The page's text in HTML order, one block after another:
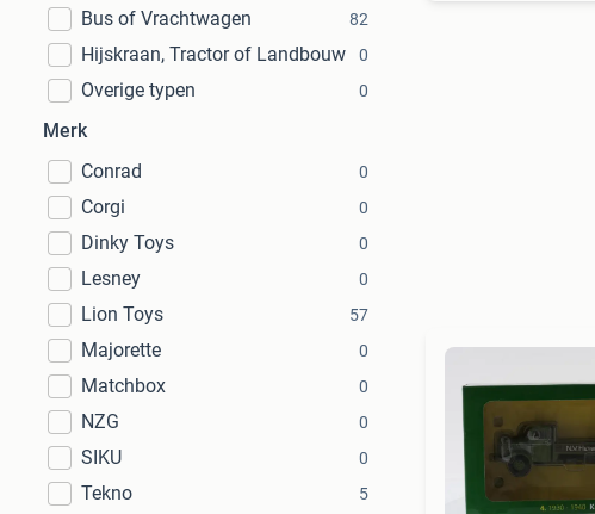
Bus of Vrachtwagen 82
Hijskraan, Tractor of Landbouw 0
Overige typen 0
Merk
Conrad
0
Corgi 0
Dinky Toys 0
Lesney 0
Lion Toys 57
Majorette 0
Matchbox 0
NZG 0
SIKU 0
Tekno 5